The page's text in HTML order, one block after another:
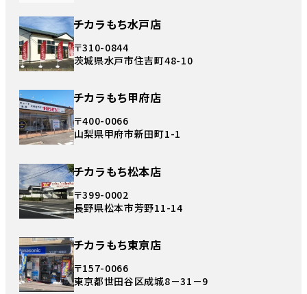
チカラもち水戸店
〒310-0844
茨城県水戸市住吉町48-10
チカラもち甲府店
〒400-0066
山梨県甲府市新田町1-1
チカラもち松本店
〒399-0002
長野県松本市芳野11-14
チカラもち東京店
〒157-0066
東京都世田谷区成城8－31－9